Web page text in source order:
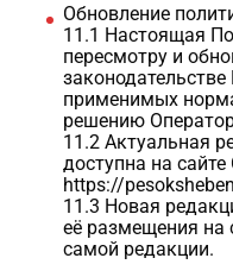
Обновление
11.1 Настоящая
пересмотру и
применимых
решению
11.2 Актуальная
доступна на
https://
11.3 Новая
её размещения на
самой редакции.